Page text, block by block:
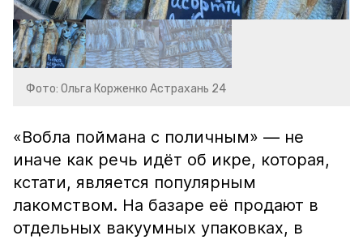
Фото: Ольга Корженко Астрахань 24
«Вобла поймана с поличным» — не
иначе как речь идёт об икре, которая,
кстати, является популярным
лакомством. На базаре её продают в
отдельных вакуумных упаковках, в